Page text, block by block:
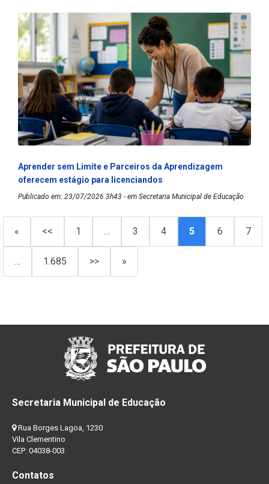
Aprender sem Limite e Parceiros da Aprendizagem
oferecem estágio para licenciandos
Publicado em: 23/07/2026 3h43 - em Secretaria Municipal de Educação
« << 1 … 3 4 5 6 7
… 1.685 >> »
Secretaria Municipal de Educação
Rua Borges Lagoa, 1230
Vila Clementino
CEP: 04038-003
Contatos